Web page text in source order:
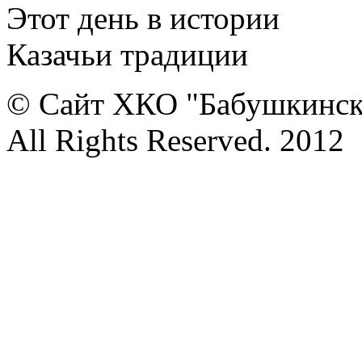
Этот день в истории
Казачьи традиции
© Сайт ХКО
All Rights Reserved. 2012